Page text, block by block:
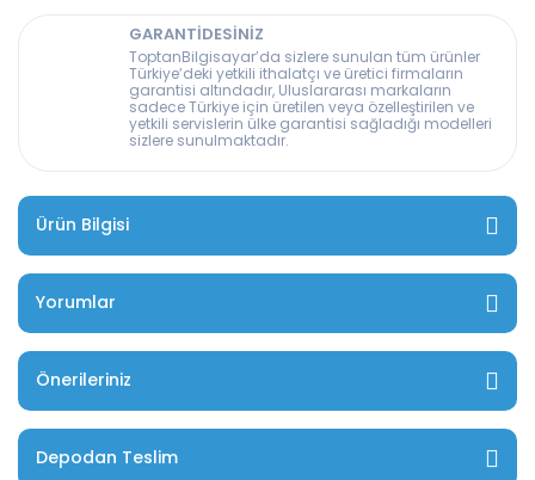
GARANTİDESİNİZ
ToptanBilgisayar’da sizlere sunulan tüm ürünler
Türkiye’deki yetkili ithalatçı ve üretici firmaların
garantisi altındadır, Uluslararası markaların
sadece Türkiye için üretilen veya özelleştirilen ve
yetkili servislerin ülke garantisi sağladığı modelleri
sizlere sunulmaktadır.
Ürün Bilgisi
Yorumlar
Önerileriniz
Depodan Teslim